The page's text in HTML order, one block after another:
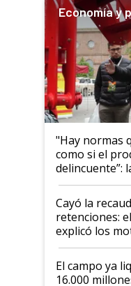
Economía y
"Hay normas
como si el
delincuente”:
al Congreso
habló del
Cayó la
retenciones:
explicó los
El campo ya
16.000